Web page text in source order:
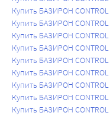
Купить БАЗИРОН
Купить БАЗИРОН
Купить БАЗИРОН
Купить БАЗИРОН
Купить БАЗИРОН
Купить БАЗИРОН
Купить БАЗИРОН
Купить БАЗИРОН
Купить БАЗИРОН